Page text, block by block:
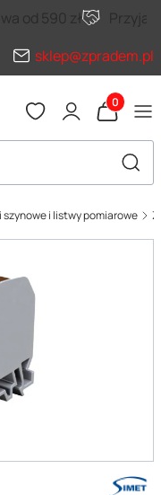
od 590 zł
sklep@zpradem.pl
Produkty
szynowe i listwy pomiarowe